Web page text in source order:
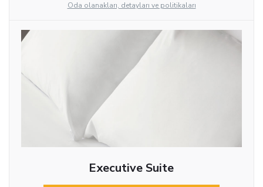
Oda olanakları, detayları ve politikaları
Executive Suite